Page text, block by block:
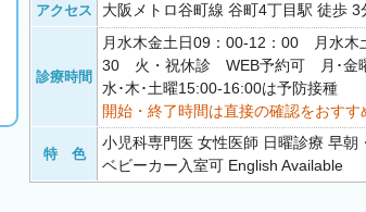
アクセス 大阪メトロ谷町線 谷町4丁目駅 徒歩 3
診療時間
月水木金土日09：00-12：00 月水木
30 火・祝休診 WEB予約可 月･金
水･木･土曜15:00-16:00は予防接種
開始・終了時間は直接の確認をおすす
特 色
小児科専門医 女性医師 日曜診療 早朝
ベビーカー入室可 English Available